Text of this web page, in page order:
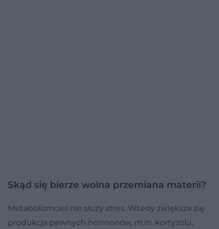
Skąd się bierze wolna przemiana materii?
Metabolizmowi nie służy stres. Wtedy zwiększa się
produkcja pewnych hormonów, m.in. kortyzolu,